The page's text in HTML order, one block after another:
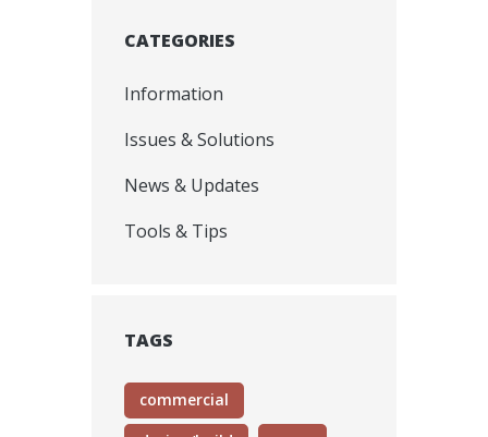
CATEGORIES
Information
Issues & Solutions
News & Updates
Tools & Tips
TAGS
commercial